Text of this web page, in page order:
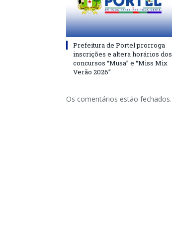
Prefeitura de Portel prorroga
inscrições e altera horários dos
concursos “Musa” e “Miss Mix
Verão 2026”
Os comentários estão fechados.